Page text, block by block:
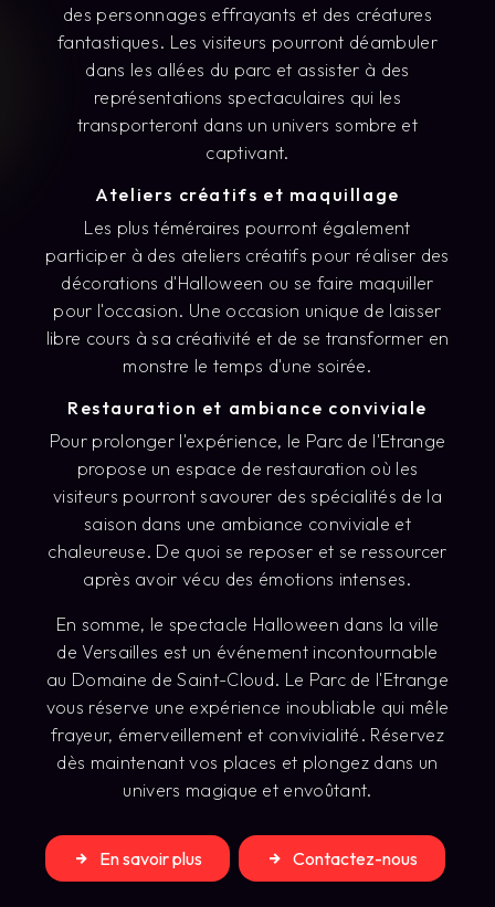
des personnages effrayants et des créatures
fantastiques. Les visiteurs pourront déambuler
dans les allées du parc et assister à des
représentations spectaculaires qui les
transporteront dans un univers sombre et
captivant.
Ateliers créatifs et maquillage
Les plus téméraires pourront également
participer à des ateliers créatifs pour réaliser des
décorations d'Halloween ou se faire maquiller
pour l'occasion. Une occasion unique de laisser
libre cours à sa créativité et de se transformer en
monstre le temps d'une soirée.
Restauration et ambiance conviviale
Pour prolonger l'expérience, le Parc de l'Etrange
propose un espace de restauration où les
visiteurs pourront savourer des spécialités de la
saison dans une ambiance conviviale et
chaleureuse. De quoi se reposer et se ressourcer
après avoir vécu des émotions intenses.
En somme, le spectacle Halloween dans la ville
de Versailles est un événement incontournable
au Domaine de Saint-Cloud. Le Parc de l'Etrange
vous réserve une expérience inoubliable qui mêle
frayeur, émerveillement et convivialité. Réservez
dès maintenant vos places et plongez dans un
univers magique et envoûtant.
En savoir plus Contactez-nous